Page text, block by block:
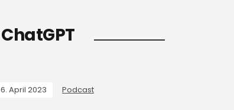
ChatGPT
6. April 2023 Podcast